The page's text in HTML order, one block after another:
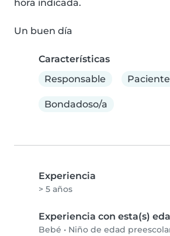
hora indicada.
Un buen día
Características
Responsable
Paciente
Bondadoso/a
Experiencia
> 5 años
Experiencia con esta(s)
Bebé • Niño de edad